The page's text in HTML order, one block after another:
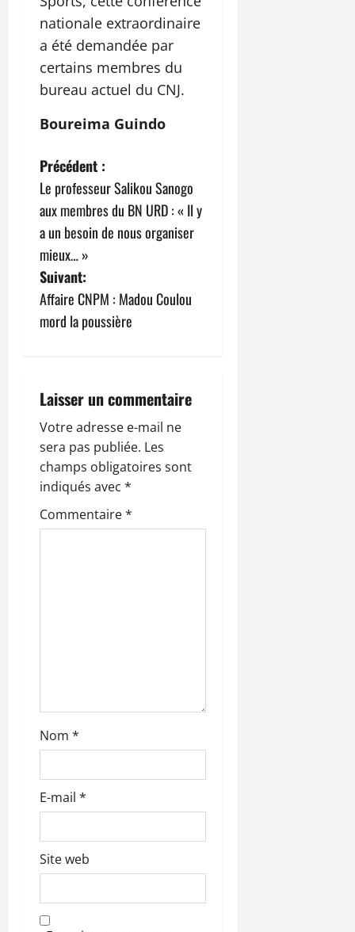
nationale extraordinaire
a été demandée par
certains membres du
bureau actuel du CNJ.
Boureima Guindo
N
a
v
i
g
a
i
o
n
d
’
c
l
Précédent :
Le professeur Salikou Sanogo
aux membres du BN URD : « Il y
a un besoin de nous organiser
mieux… »
Suivant:
Affaire CNPM : Madou Coulou
mord la poussière
Laisser un commentaire
Votre adresse e-mail ne
sera pas publiée. Les
champs obligatoires sont
indiqués avec *
Commentaire*
Nom *
E-mail *
Site web